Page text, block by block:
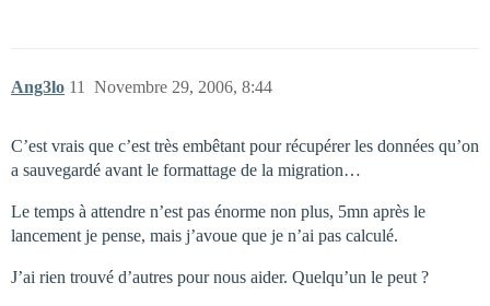
Ang3lo Novembre 29, 2006, 8:44
11
C’est vrais que c’est très embêtant pour récupérer les données qu’on
a sauvegardé avant le formattage de la migration…
Le temps à attendre n’est pas énorme non plus, 5mn après le
lancement je pense, mais j’avoue que je n’ai pas calculé.
J’ai rien trouvé d’autres pour nous aider. Quelqu’un le peut ?